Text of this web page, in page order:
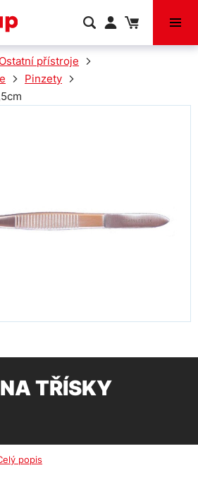
VÝPRODEJ
Ostatní přístroje
Pinzety
TŘÍSKY
popis